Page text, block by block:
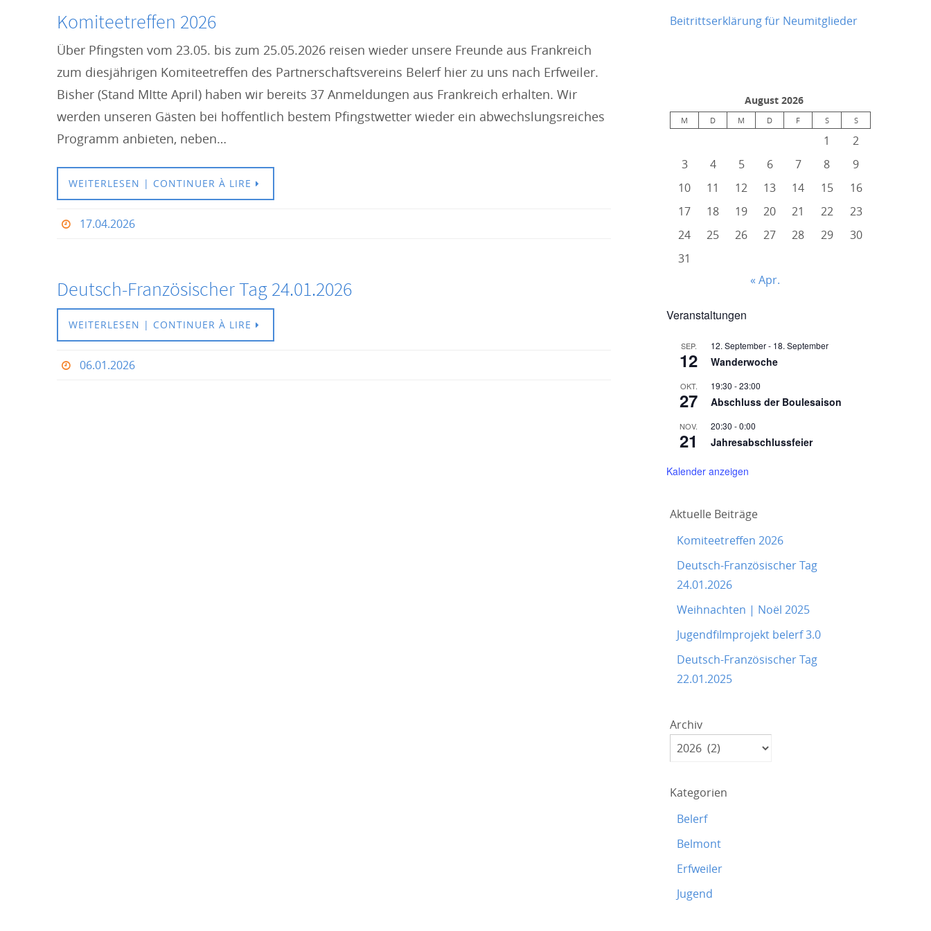
Komiteetreffen 2026
Über Pfingsten vom 23.05. bis zum 25.05.2026 reisen wieder unsere Freunde aus Frankreich
zum diesjährigen Komiteetreffen des Partnerschaftsvereins Belerf hier zu uns nach Erfweiler.
Bisher (Stand MItte April) haben wir bereits 37 Anmeldungen aus Frankreich erhalten. Wir
werden unseren Gästen bei hoffentlich bestem Pfingstwetter wieder ein abwechslungsreiches
Programm anbieten, neben…
WEITERLESEN | CONTINUER À LIRE
17.04.2026
Deutsch-Französischer Tag 24.01.2026
WEITERLESEN | CONTINUER À LIRE
06.01.2026
Beitrittserklärung für Neumitglieder
August 2026
M D M D F S S
1
2
3
4 5 6 7 8
9
10
11 12 13 14 15
16
17
18 19 20 21 22
23
24
25 26 27 28 29
30
31
« Apr.
Veranstaltungen
SEP.
12
12. September- 18. September
Wanderwoche
OKT.
27
19:30 -23:00
Abschluss der Boulesaison
NOV.
21
20:30 -0:00
Jahresabschlussfeier
Kalender anzeigen
Aktuelle Beiträge
Komiteetreffen 2026
Deutsch-Französischer Tag
24.01.2026
Weihnachten | Noël 2025
Jugendfilmprojekt belerf 3.0
Deutsch-Französischer Tag
22.01.2025
Archiv
Kategorien
Belerf
Belmont
Erfweiler
Jugend